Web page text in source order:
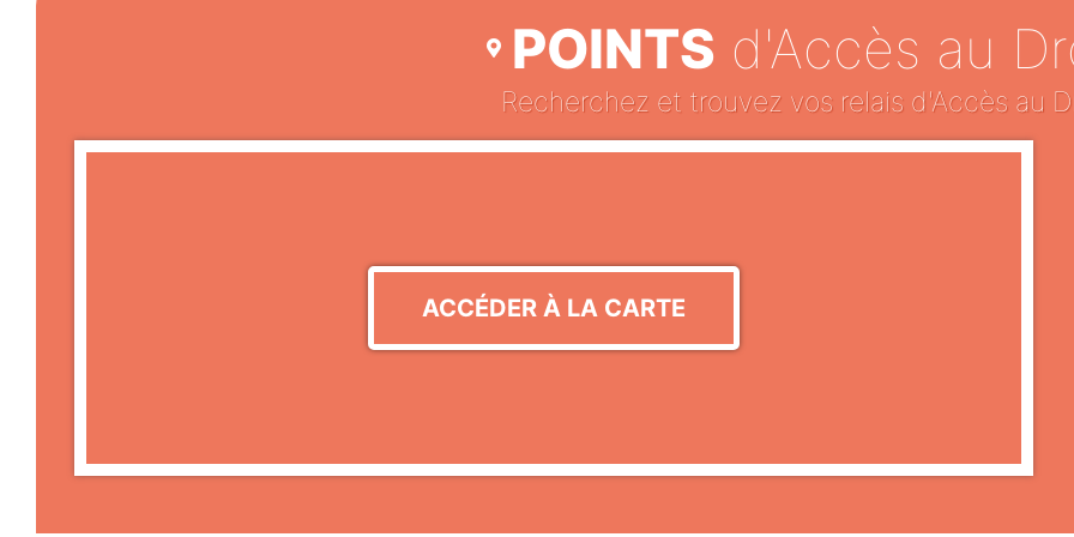
POINTS d'Accès au
Recherchez et trouvez vos relais d'Accès au
ACCÉDER À LA CARTE